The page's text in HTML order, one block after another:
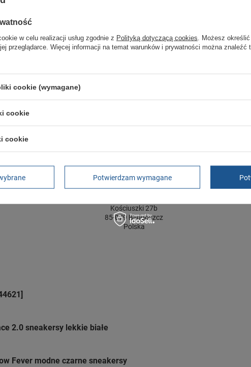
Stan Nowy
towaru w centymetrach
rękojmia wyłączona dla przedsiębiorców
Adres do reklamacji
Kościuszki 27b
85-079 Bydgoszcz
Polska
2.0 sneakersy lekkie białe
Fever modne czarne sneakersy
w celu realizacji usług zgodnie z Polityką dotyczącą cookies . Możesz
przeglądarce. Więcej informacji na temat warunków i prywatności można znaleźć
cookie (wymagane)
cookie
cookie
Potwierdzam wymagane